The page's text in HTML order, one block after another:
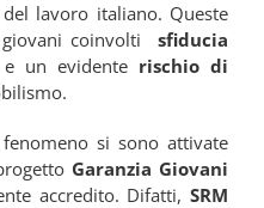
lavoro italiano. Queste
coinvolti sfiducia
un evidente rischio di
si sono attivate
Garanzia Giovani
accredito. Difatti,SRM